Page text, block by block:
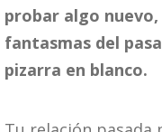
probar algo
fantasmas del
pizarra en blanco.